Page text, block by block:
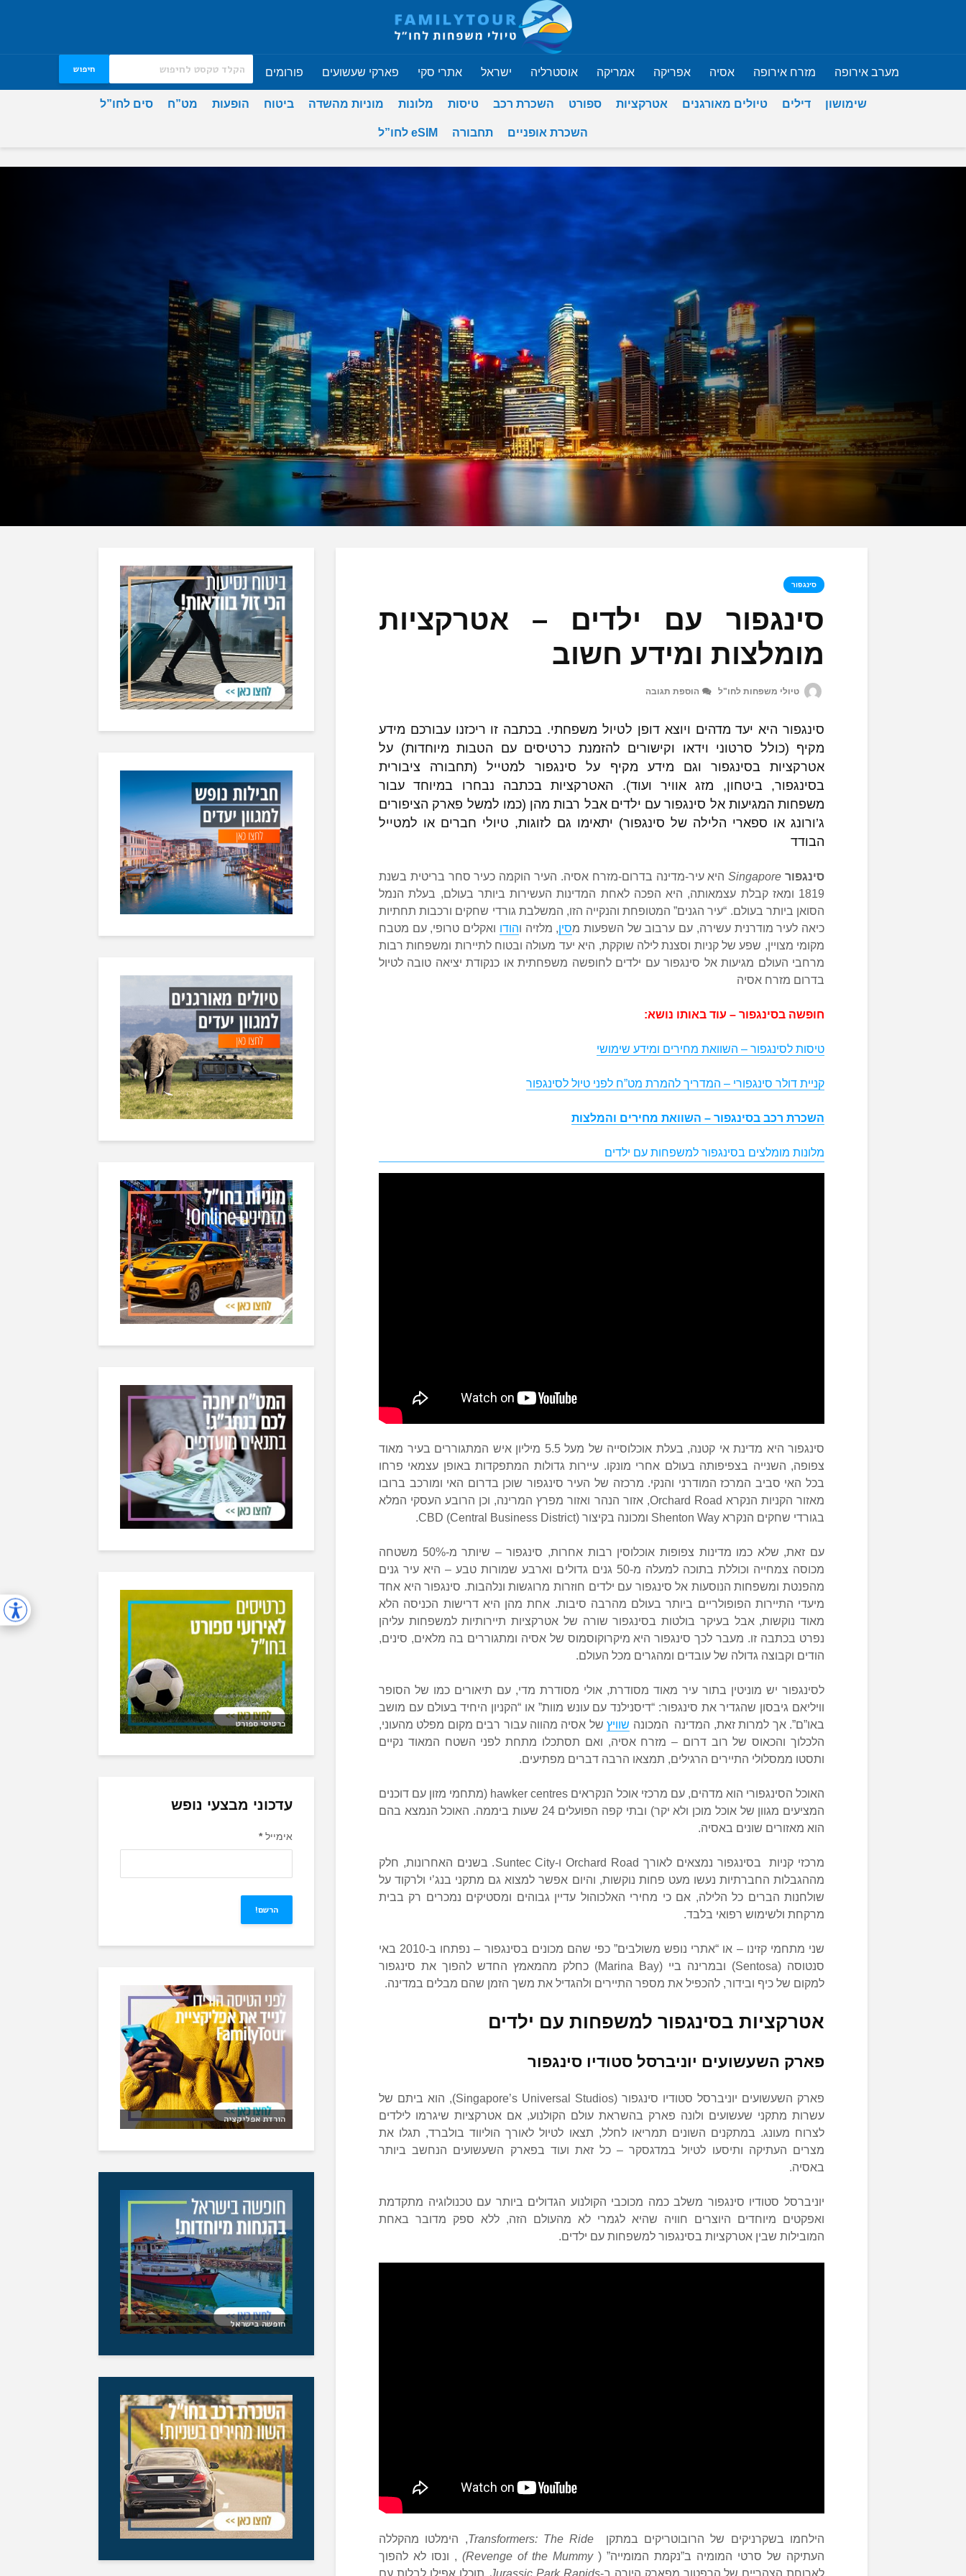
מערב אירופה מזרח אירופה אסיה אפריקה אמריקה אוסטרליה ישראל אתרי סקי פארקי שעשועים פורומים חיפוש
שימושון דילים טיולים מאורגנים אטרקציות ספורט השכרת רכב טיסות מלונות מוניות מהשדה ביטוח הופעות מט”ח סים לחו”ל
השכרת אופניים תחבורה eSIM לחו”ל
סינגפור
סינגפור עם ילדים – אטרקציות
מומלצות ומידע חשוב
טיולי משפחות לחו"ל הוספת תגובה
סינגפור היא יעד מדהים ויוצא דופן לטיול משפחתי. בכתבה זו ריכזנו עבורכם מידע
מקיף (כולל סרטוני וידאו וקישורים להזמנת כרטיסים עם הטבות מיוחדות) על
אטרקציות בסינגפור וגם מידע מקיף על סינגפור למטייל (תחבורה ציבורית
בסינגפור, ביטחון, מזג אוויר ועוד). האטרקציות בכתבה נבחרו במיוחד עבור
משפחות המגיעות אל סינגפור עם ילדים אבל רבות מהן (כמו למשל פארק הציפורים
ג’ורונג או ספארי הלילה של סינגפור) יתאימו גם לזוגות, טיולי חברים או למטייל
הבודד
סינגפור Singapore היא עיר-מדינה בדרום-מזרח אסיה. העיר הוקמה כעיר סחר בריטית בשנת
1819 ומאז קבלת עצמאותה, היא הפכה לאחת המדינות העשירות ביותר בעולם, בעלת הנמל
הסואן ביותר בעולם. “עיר הגנים” המטופחת והנקייה הזו, המשלבת גורדי שחקים ורכבות תחתיות
כיאה לעיר מודרנית עשירה, עם ערבוב של השפעות מסין, מלזיה והודו ואקלים טרופי, עם מטבח
מקומי מצויין, שפע של קניות וסצנת לילה שוקקת, היא יעד מעולה ובטוח לתיירות ומשפחות רבות
מרחבי העולם מגיעות אל סינגפור עם ילדים לחופשה משפחתית או כנקודת יציאה טובה לטיול
בדרום מזרח אסיה
חופשה בסינגפור – עוד באותו נושא:
טיסות לסינגפור – השוואת מחירים ומידע שימושי
קניית דולר סינגפורי – המדריך להמרת מט”ח לפני טיול לסינגפור
השכרת רכב בסינגפור – השוואת מחירים והמלצות
מלונות מומלצים בסינגפור למשפחות עם ילדים
סינגפור היא מדינת אי קטנה, בעלת אוכלוסייה של מעל 5.5 מיליון איש המתגוררים בעיר מאוד
צפופה, השנייה בצפיפותה בעולם אחרי מונקו. עיירות גדולות המתפקדות באופן עצמאי פרחו
בכל האי סביב המרכז המודרני והנקי. מרכזה של העיר סינגפור שוכן בדרום האי ומורכב ברובו
מאזור הקניות הנקרא Orchard Road, אזור הנהר ואזור מפרץ המרינה, וכן הרובע העסקי המלא
בגורדי שחקים הנקרא Shenton Way ומכונה בקיצור CBD (Central Business District).
עם זאת, שלא כמו מדינות צפופות אוכלוסין רבות אחרות, סינגפור – שיותר מ-50% משטחה
מכוסה צמחייה וכוללת בתוכה למעלה מ-50 גנים גדולים וארבע שמורות טבע – היא עיר גנים
מהפנטת ומשפחות הנוסעות אל סינגפור עם ילדים חוזרות מרוגשות ונלהבות. סינגפור היא אחד
מיעדי התיירות הפופולריים ביותר בעולם מהרבה סיבות. אחת מהן היא דרישות הכניסה הלא
מאוד נוקשות, אבל בעיקר בולטות בסינגפור שורה של אטרקציות תיירותיות למשפחות עליהן
נפרט בכתבה זו. מעבר לכך סינגפור היא מיקרוקוסמוס של אסיה ומתגוררים בה מלאים, סינים,
הודים וקבוצה גדולה של עובדים ומהגרים מכל העולם.
לסינגפור יש מוניטין בתור עיר מאוד מסודרת, אולי מסודרת מדי, עם תיאורים כמו של הסופר
וויליאם גיבסון שהגדיר את סינגפור: “דיסנילנד עם עונש מוות” או “הקניון היחיד בעולם עם מושב
באו”ם”. אך למרות זאת, המדינה המכונה שוויץשל אסיה מהווה עבור רבים מקום מפלט מהעוני,
הלכלוך והכאוס של רוב דרום – מזרח אסיה, ואם תסתכלו מתחת לפני השטח המאוד נקיים
ותסטו ממסלולי התיירים הרגילים, תמצאו הרבה דברים מפתיעים.
האוכל הסינגפורי הוא מדהים, עם מרכזי אוכל הנקראים hawker centres (מתחמי מזון עם דוכנים
המציעים מגוון של אוכל מוכן ולא יקר) ובתי קפה הפועלים 24 שעות ביממה. האוכל הנמצא בהם
הוא מאזורים שונים באסיה.
מרכזי קניות בסינגפור נמצאים לאורך Orchard Road ו-Suntec City. בשנים האחרונות, חלק
מההגבלות החברתיות נעשו מעט פחות נוקשות, והיום אפשר למצוא גם מתקני בנג’י ולרקוד על
שולחנות הברים כל הלילה, אם כי מחירי האלכוהול עדיין גבוהים ומסטיקים נמכרים רק בבית
מרקחת ולשימוש רפואי בלבד.
שני מתחמי קזינו – או “אתרי נופש משולבים” כפי שהם מכונים בסינגפור – נפתחו ב-2010 באי
סנטוסה (Sentosa) ובמרינה ביי (Marina Bay) כחלק מהמאמץ החדש להפוך את סינגפור
למקום של כיף ובידור, להכפיל את מספר התיירים ולהגדיל את משך הזמן שהם מבלים במדינה.
אטרקציות בסינגפור למשפחות עם ילדים
פארק השעשועים יוניברסל סטודיו סינגפור
פארק השעשועים יוניברסל סטודיו סינגפור (Singapore’s Universal Studios), הוא ביתם של
עשרות מתקני שעשועים ולונה פארק בהשראת עולם הקולנוע, אם אטרקציות שיגרמו לילדים
לצרוח מעונג. במתקנים השונים תמריאו לחלל, תצאו לטיול לאורך הוליווד בולברד, תגלו את
מצרים העתיקה ותיסעו לטיול במדגסקר – כל זאת ועוד בפארק השעשועים הנחשב ביותר
באסיה.
יוניברסל סטודיו סינגפור משלב כמה מכוכבי הקולנוע הגדולים ביותר עם טכנולוגיה מתקדמת
ואפקטים מיוחדים היוצרים חוויה שהיא לגמרי לא מהעולם הזה, ללא ספק מדובר באחת
המובילות שבין אטרקציות בסינגפור למשפחות עם ילדים.
הילחמו בשקרניקים של הרובוטריקים במתקן Transformers: The Ride, הימלטו מהקללה
העתיקה של סרטי המומיה ב”נקמת המומייה” (Revenge of the Mummy
) , ונסו לא להפוך
לארוחת הצהריים של הרפטור מפארק היורה ב-Jurassic Park Rapids. תוכלו אפילו לבלות עם
כרטיסי ספורט
עדכוני מבצעי נופש
אימייל*
הורדת אפליקציה
חופשה בישראל